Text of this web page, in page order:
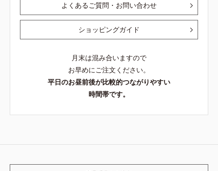
よくあるご質問・お問い合わせ
ショッピングガイド
月末は混み合いますので
お早めにご注文ください。
平日のお昼前後が比較的つながりやすい
時間帯です。